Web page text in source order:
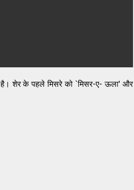
है। शेर के पहले मिसरे को `मिसर-ए- ऊला' और